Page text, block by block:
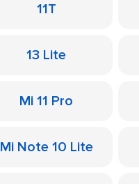
11T
13 Lite
Mi 11 Pro
Mi Note 10 Lite